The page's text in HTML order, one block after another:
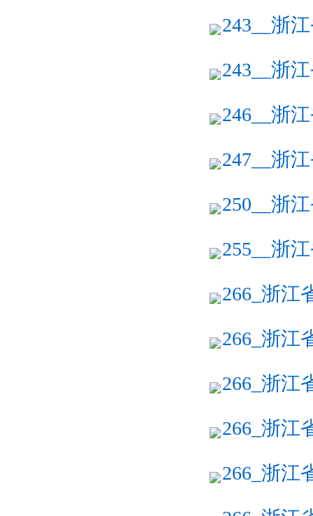
243__浙
243__浙
246__浙
247__浙
250__浙
255__浙
266_浙江
266_浙江
266_浙江
266_浙江
266_浙江